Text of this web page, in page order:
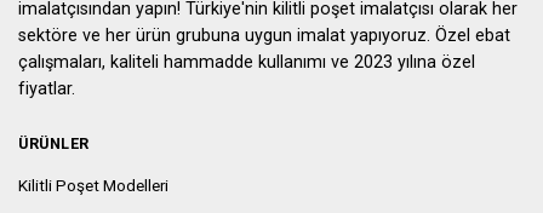
imalatçısından yapın! Türkiye'nin kilitli poşet imalatçısı olarak her
sektöre ve her ürün grubuna uygun imalat yapıyoruz. Özel ebat
çalışmaları, kaliteli hammadde kullanımı ve 2023 yılına özel
fiyatlar.
ÜRÜNLER
Kilitli Poşet Modelleri